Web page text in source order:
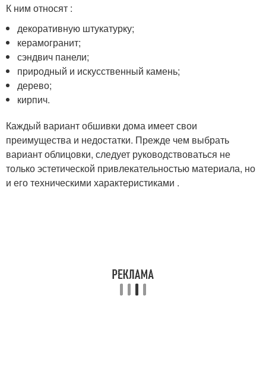
К ним относят :
декоративную штукатурку;
керамогранит;
сэндвич панели;
природный и искусственный камень;
дерево;
кирпич.
Каждый вариант обшивки дома имеет свои
преимущества и недостатки. Прежде чем выбрать
вариант облицовки, следует руководствоваться не
только эстетической привлекательностью материала, но
и его техническими характеристиками .